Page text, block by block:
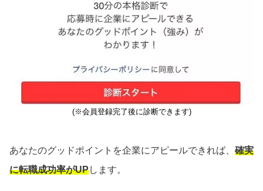
(※会員登録完了後に診断できます)
あなたのグッドポイントを企業にアピールできれば、 確実
に転職成功率がUPします。